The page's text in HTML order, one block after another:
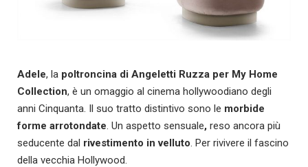
Adele, la poltroncina di Angeletti Ruzza per My Home
Collection, è un omaggio al cinema hollywoodiano degli
anni Cinquanta. Il suo tratto distintivo sono le morbide
forme arrotondate. Un aspetto sensuale, reso ancora più
seducente dal rivestimento in velluto. Per rivivere il fascino
della vecchia Hollywood.